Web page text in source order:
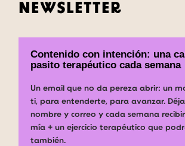
NEWSLETTER
Contenido con intención: una
pasito terapéutico cada semana
Un email que no da pereza abrir: un
ti, para entenderte, para avanzar.
nombre y correo y cada semana
mía + un ejercicio terapéutico que
también.